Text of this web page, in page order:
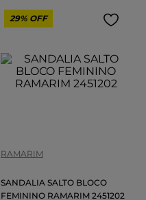
29% OFF
RAMARIM
SANDALIA SALTO BLOCO
FEMININO RAMARIM 2451202